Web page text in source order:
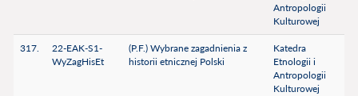
Antropologii
Kulturowej
317.
22-EAK-S1-
WyZagHisEt
(P.F.) Wybrane zagadnienia z
historii etnicznej Polski
Katedra
Etnologii i
Antropologii
Kulturowej